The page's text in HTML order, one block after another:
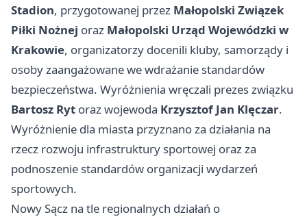
Stadion, przygotowanej przez Małopolski Związek
Piłki Nożnej oraz Małopolski Urząd Wojewódzki w
Krakowie, organizatorzy docenili kluby, samorządy i
osoby zaangażowane we wdrażanie standardów
bezpieczeństwa. Wyróżnienia wręczali prezes związku
Bartosz Ryt oraz wojewoda Krzysztof Jan Klęczar.
Wyróżnienie dla miasta przyznano za działania na
rzecz rozwoju infrastruktury sportowej oraz za
podnoszenie standardów organizacji wydarzeń
sportowych.
Nowy Sącz na tle regionalnych działań o